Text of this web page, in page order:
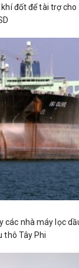
đốt để tài trợ
các nhà máy lọc
thô Tây Phi